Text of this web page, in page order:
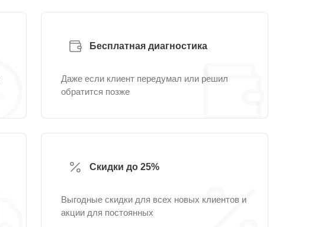
Бесплатная диагностика
Даже если клиент передумал или решил
обратится позже
Скидки до 25%
Выгодные скидки для всех новых клиентов и
акции для постоянных